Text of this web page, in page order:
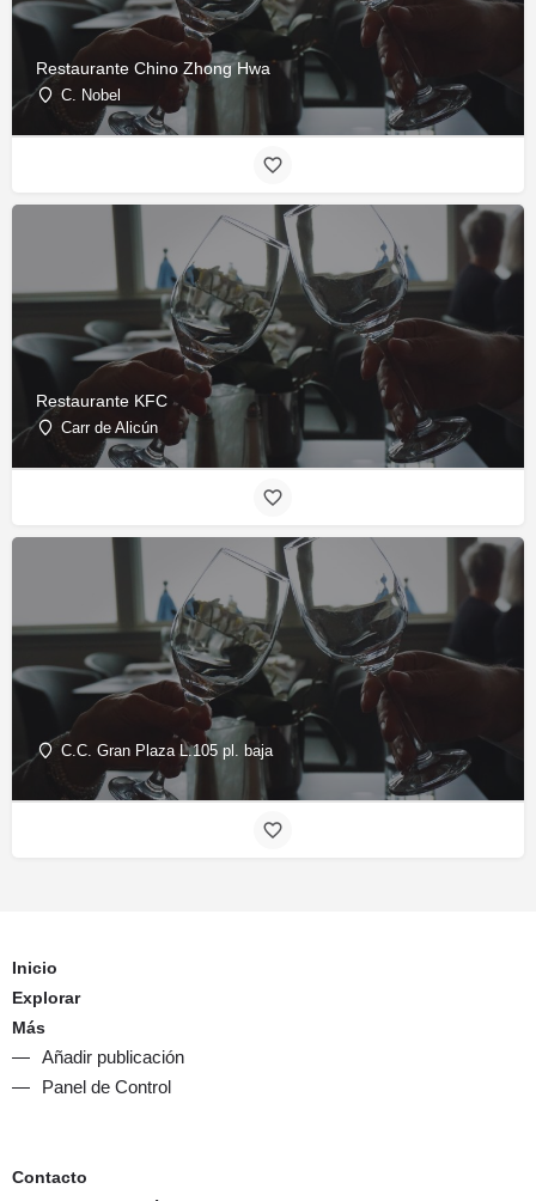
Restaurante Chino Zhong Hwa
C. Nobel
Restaurante KFC
Carr de Alicún
C.C. Gran Plaza L.105 pl. baja
Inicio
Explorar
Más
Añadir publicación
Panel de Control
Contacto